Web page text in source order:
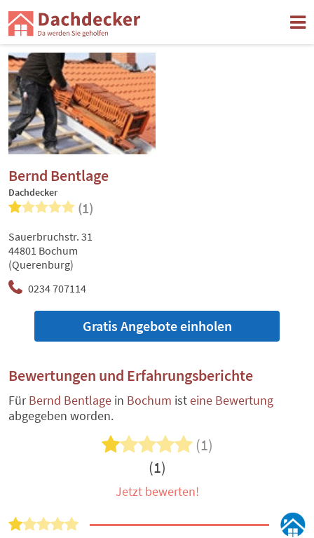
Bernd Bentlage
Dachdecker
(1)
0234 707114
Sauerbruchstr. 31
44801 Bochum
(Querenburg)
Gratis Angebote einholen
Bewertungen und Erfahrungsberichte
FürBernd Bentlage in Bochum isteine Bewertung
abgegeben worden.
(1)
(1)
Jetzt bewerten!